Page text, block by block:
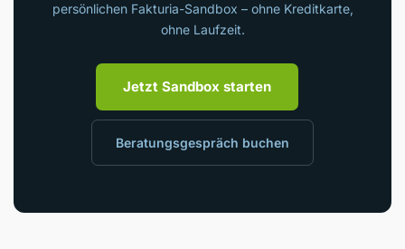
persönlichen Fakturia-Sandbox – ohne Kreditkarte,
ohne Laufzeit.
Jetzt Sandbox starten
Beratungsgespräch buchen